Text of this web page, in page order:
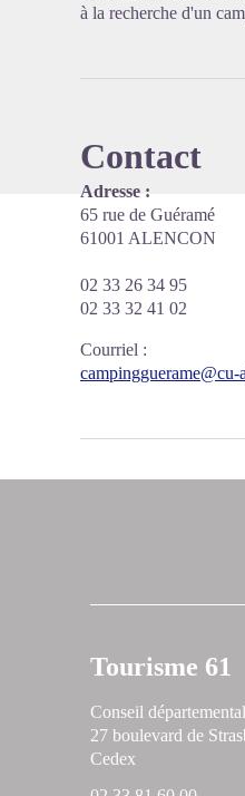
à la recherche d'un
Contact
Adresse :
65 rue de Guéramé
61001 ALENCON
02 33 26 34 95
02 33 32 41 02
Courriel :
campingguerame@cu-
Tourisme 61
Conseil
27 boulevard de
Cedex